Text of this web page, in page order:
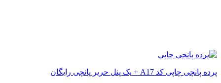
پرده پانچی چاپی کد A17 + یک پنل حریر پانچی رایگان